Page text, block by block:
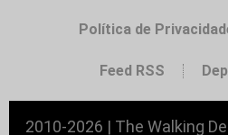
Política de
Feed RSS
2010-2026 | The Walking